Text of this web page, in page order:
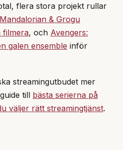
flera stora projekt rullar
& Grogu
filmera, och Avengers:
galen ensemble inför
streamingutbudet mer
till bästa serierna på
väljer rätt streamingtjänst.